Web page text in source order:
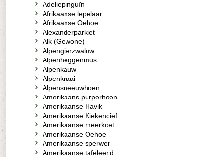
Adeliepinguïn
Afrikaanse lepelaar
Afrikaanse Oehoe
Alexanderparkiet
Alk (Gewone)
Alpengierzwaluw
Alpenheggenmus
Alpenkauw
Alpenkraai
Alpensneeuwhoen
Amerikaans purperhoen
Amerikaanse Havik
Amerikaanse Kiekendief
Amerikaanse meerkoet
Amerikaanse Oehoe
Amerikaanse sperwer
Amerikaanse tafeleend